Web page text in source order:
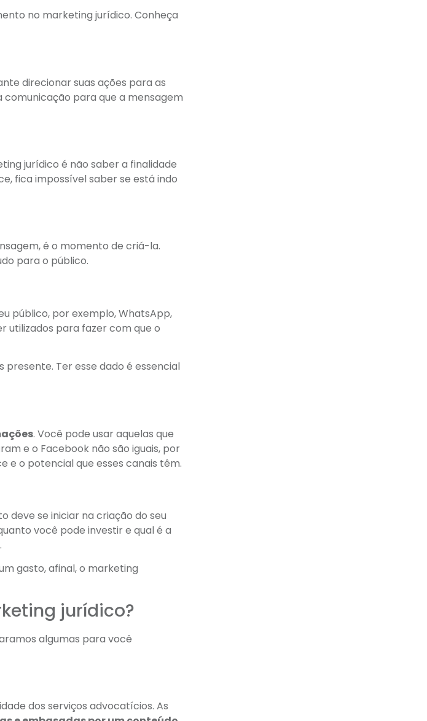
no marketing jurídico. Conheça
direcionar suas ações para as
comunicação para que a mensagem
jurídico é não saber a finalidade
fica impossível saber se está indo
é o momento de criá-la.
para o público.
público, por exemplo, WhatsApp,
utilizados para fazer com que o
presente. Ter esse dado é essencial
. Você pode usar aquelas que
e o Facebook não são iguais, por
e o potencial que esses canais têm.
deve se iniciar na criação do seu
você pode investir e qual é a
gasto, afinal, o marketing
jurídico?
algumas para você
dos serviços advocatícios. As